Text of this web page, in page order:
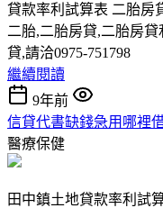
貸款率利試算表 二胎房
二胎,二胎房貸,二胎房
貸,請洽0975-751798
繼續閱讀
9年前
信貸代書缺錢急用哪裡
醫療保健
田中鎮土地貸款率利試